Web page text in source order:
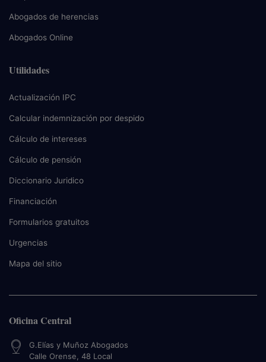
Abogados de herencias
Abogados Online
Utilidades
Actualización IPC
Calcular indemnización por despido
Cálculo de intereses
Cálculo de pensión
Diccionario Juridico
Financiación
Formularios gratuitos
Urgencias
Mapa del sitio
Oficina Central
G.Elías y Muñoz Abogados
Calle Orense, 48 Local